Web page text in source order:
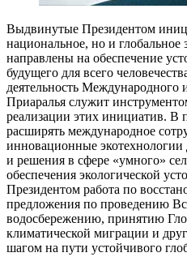
Выдвинутые Президентом
национальное, но и глобальное
направлены на обеспечение
будущего для всего
деятельность Международного
Приаралья служит
реализации этих инициатив. В
расширять международное
инновационные
и решения в сфере «умного»
обеспечения экологической
Президентом работа по
предложения по проведению
водосбережению, принятию
климатической миграции и
шагом на пути устойчивого